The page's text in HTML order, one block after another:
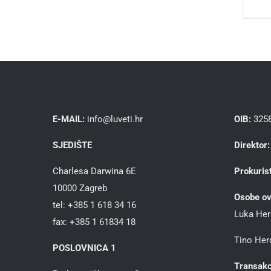
E-MAIL: info@luveti.hr
SJEDIŠTE
Charlesa Darwina 6E
10000 Zagreb
tel: +385 1 618 34 16
fax: +385 1 61834 18
POSLOVNICA 1
OIB:
Direktor:
Osobe
Luka
Tino